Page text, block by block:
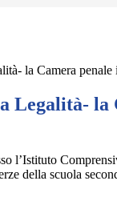
la Camera
Legalità- la
l’Istituto
della scuola